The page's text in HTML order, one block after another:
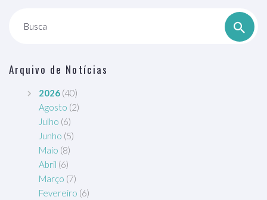
Busca
Arquivo de Notícias
2026 (40)
Agosto (2)
Julho (6)
Junho (5)
Maio (8)
Abril (6)
Março (7)
Fevereiro (6)